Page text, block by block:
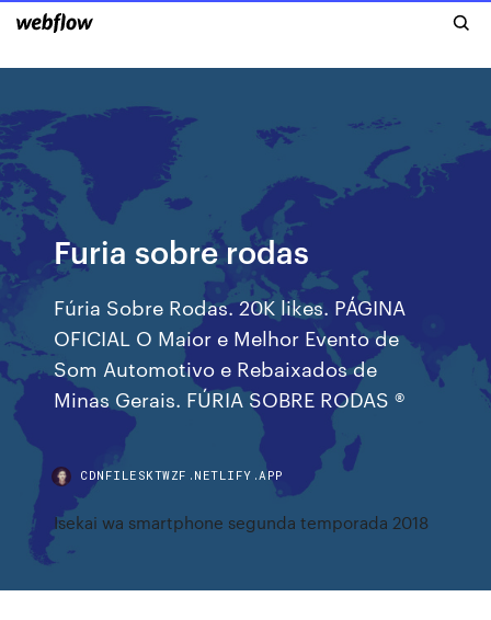
Furia sobre rodas
Fúria Sobre Rodas. 20K likes. PÁGINA
OFICIAL O Maior e Melhor Evento de
Som Automotivo e Rebaixados de
Minas Gerais. FÚRIA SOBRE RODAS ®
CDNFILESKTWZF.NETLIFY.APP
Isekai wa smartphone segunda temporada 2018